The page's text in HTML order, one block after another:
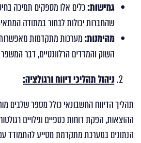
גמישות:כלים אלו מספקים תמיכה
שהחברות יכולות לבחור במתודה
מהימנות:מערכות מתקדמות
השוק והמדדים הרלוונטיים, דבר
ניהול תהליכי דיווח ורגולציה:
תהליך הדיווח החשבונאי כולל מספר שלבים
ההוצאות, הפקת דוחות כספיים וגילויים
הנתונים במערכת מתקדמת מסייע להתמודד